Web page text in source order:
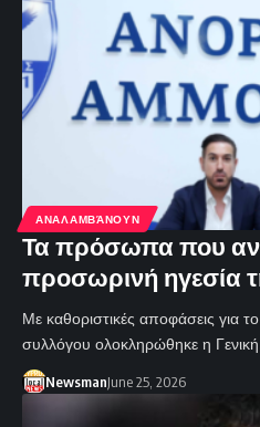
ΑΝΑΛΑΜΒΆΝΟΥΝ
Τα πρόσωπα που
προσωρινή ηγεσία
Με καθοριστικές αποφάσεις για το
συλλόγου ολοκληρώθηκε η
NewsmanJune 25, 2026